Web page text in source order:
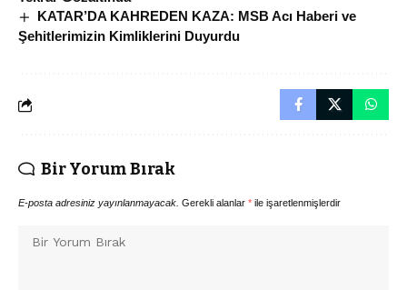
KATAR’DA KAHREDEN KAZA: MSB Acı Haberi ve
Şehitlerimizin Kimliklerini Duyurdu
Bir Yorum Bırak
E-posta adresiniz yayınlanmayacak. Gerekli alanlar * ile işaretlenmişlerdir